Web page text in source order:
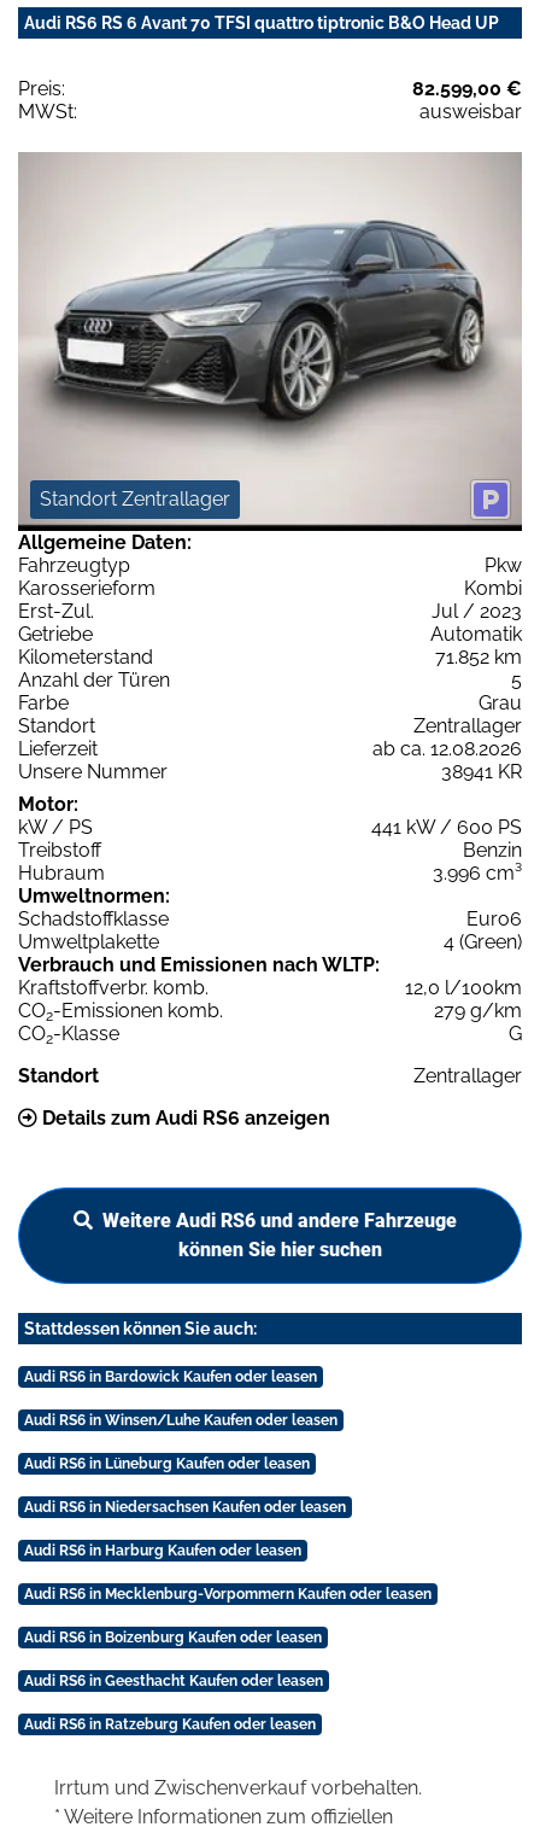
Audi RS6 RS 6 Avant 70 TFSI quattro tiptronic B&O Head UP
Preis:
82.599,00 €
MWSt:
ausweisbar
Standort Zentrallager
Allgemeine Daten:
Fahrzeugtyp
Pkw
Karosserieform
Kombi
Erst-Zul.
Jul / 2023
Getriebe
Automatik
Kilometerstand
71.852 km
Anzahl der Türen
5
Farbe
Grau
Standort
Zentrallager
Lieferzeit
ab ca. 12.08.2026
Unsere Nummer
38941 KR
Motor:
kW / PS
441 kW / 600 PS
Treibstoff
Benzin
Hubraum
3.996 cm³
Umweltnormen:
Schadstoffklasse
Euro6
Umweltplakette
4 (Green)
Verbrauch und Emissionen nach WLTP:
Kraftstoffverbr. komb.
12,0 l/100km
CO2-Emissionen komb.
279 g/km
CO2-Klasse
G
Standort
Zentrallager
Details zum Audi RS6 anzeigen
Weitere Audi RS6 und andere Fahrzeuge
können Sie hier suchen
Stattdessen können Sie auch:
Audi RS6 in Bardowick Kaufen oder leasen
Audi RS6 in Winsen/Luhe Kaufen oder leasen
Audi RS6 in Lüneburg Kaufen oder leasen
Audi RS6 in Niedersachsen Kaufen oder leasen
Audi RS6 in Harburg Kaufen oder leasen
Audi RS6 in Mecklenburg-Vorpommern Kaufen oder leasen
Audi RS6 in Boizenburg Kaufen oder leasen
Audi RS6 in Geesthacht Kaufen oder leasen
Audi RS6 in Ratzeburg Kaufen oder leasen
Irrtum und Zwischenverkauf vorbehalten.
* Weitere Informationen zum offiziellen